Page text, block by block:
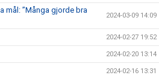
mål: ”Många gjorde bra
2024-03-09 14:09
2024-02-27 19:52
2024-02-20 13:14
2024-02-16 13:31